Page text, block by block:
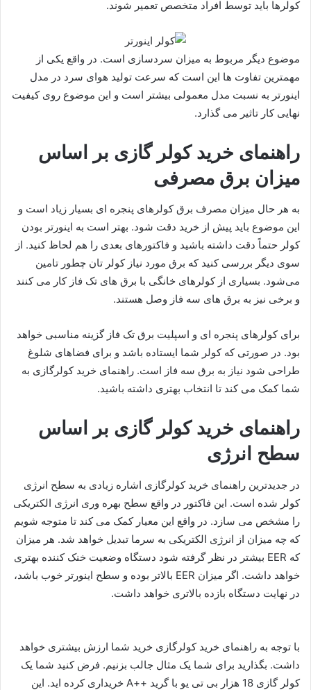
کولرها باید توسط افراد متخصص تعمیر شوند.
موضوع دیگر مربوط به میزان سردسازی است. در واقع یکی از
مهمترین تفاوت ها این است که سرعت تولید هوای سرد در مدل
اینورتر به نسبت مدل معمولی بیشتر است و این موضوع روی کیفیت
نهایی کار تاثیر می گذارد.
راهنمای خرید کولر گازی بر اساس
میزان برق مصرفی
به هر حال میزان مصرف برق کولرهای پنجره ای بسیار زیاد است و
این موضوع باید پیش از خرید دقت شود. بهتر است به اینورتر بودن
کولر حتماً دقت داشته باشید و فاکتورهای بعدی را هم لحاظ کنید. از
سوی دیگر بررسی کنید که برق مورد نیاز کولر تان چطور تامین
می‌شود. بسیاری از کولرهای خانگی با برق های تک فاز کار می کنند
و برخی نیز به برق های سه فاز وصل هستند.
برای کولرهای پنجره ای و اسپلیت برق تک فاز گزینه مناسبی خواهد
بود. در صورتی که کولر شما ایستاده باشد و برای فضاهای شلوغ
طراحی شود نیاز به برق سه فاز است. راهنمای خرید کولرگازی به
شما کمک می کند تا انتخاب بهتری داشته باشید.
راهنمای خرید کولر گازی بر اساس
سطح انرژی
در جدیدترین راهنمای خرید کولرگازی اشاره زیادی به سطح انرژی
کولر شده است. این فاکتور در واقع سطح بهره وری انرژی الکتریکی
را مشخص می سازد. در واقع این معیار کمک می کند تا متوجه شویم
که چه میزان از انرژی الکتریکی به سرما تبدیل خواهد شد. هر میزان
که EER بیشتر در نظر گرفته شود دستگاه وضعیت خنک کننده بهتری
خواهد داشت. اگر میزان EER بالاتر بوده و سطح اینورتر خوب باشد،
در نهایت دستگاه بازده بالاتری خواهد داشت.
با توجه به راهنمای خرید کولرگازی خرید شما ارزش بیشتری خواهد
داشت. بگذارید برای شما یک مثال جالب بزنیم. فرض کنید شما یک
کولر گازی 18 هزار بی تی یو با گرید ++A خریداری کرده اید. این